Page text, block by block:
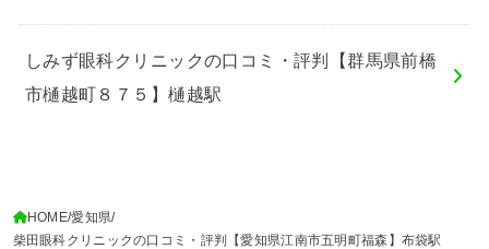
しみず眼科クリニックの口コミ・評判【群馬県前橋
市樋越町８７５】樋越駅
HOME 愛知県
柴田眼科クリニックの口コミ・評判【愛知県江南市五明町福森】布袋駅